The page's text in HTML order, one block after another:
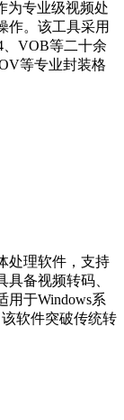
专业级视频处
作。该工具采用
VOB等二十余
等专业封装格
处理软件，支持
备视频转码、
用于Windows系
软件突破传统转